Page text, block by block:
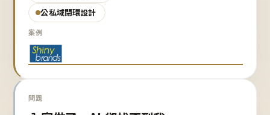
公私域閉環設計
案例
問題